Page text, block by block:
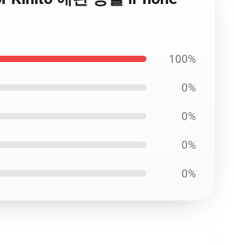
100%
0%
0%
0%
0%